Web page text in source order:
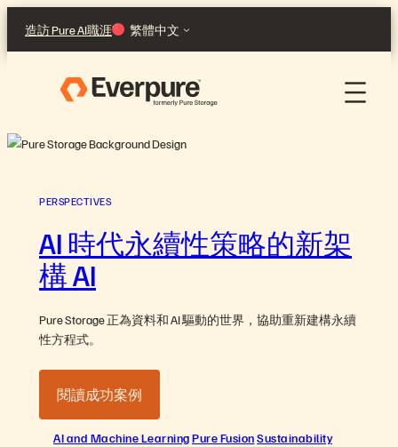
主
造訪 Pure AI職涯 繁體中文
PERSPECTIVES
AI 時代永續性策略的新架
構 AI
Pure Storage 正為資料和 AI 驅動的世界，協助重新建構永續
性方程式。
閱讀成功案例
AI and Machine LearningPure FusionSustainability